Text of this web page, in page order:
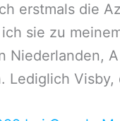
erstmals die
sie zu
Niederlanden,
Lediglich